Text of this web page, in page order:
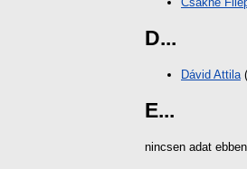
D...
Dávid Attila
E...
nincsen adat